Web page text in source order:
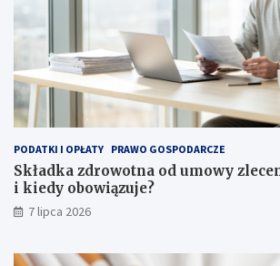
PODATKI I OPŁATY PRAWO GOSPODARCZE
Składka zdrowotna od umowy
i kiedy obowiązuje?
7 lipca 2026